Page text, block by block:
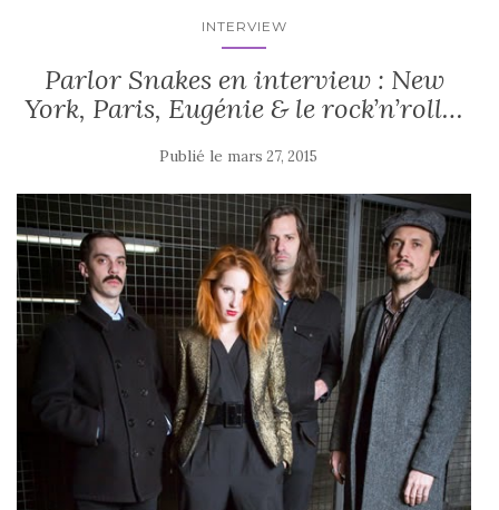
INTERVIEW
Parlor Snakes en interview : New
York, Paris, Eugénie & le rock’n’roll…
Publié le mars 27, 2015